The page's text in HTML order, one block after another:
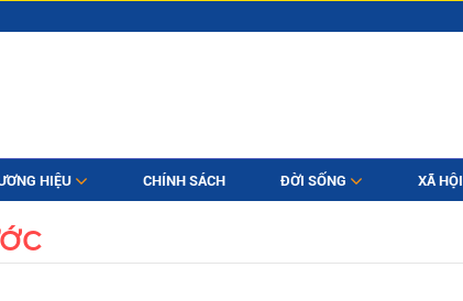
HIỆU CHÍNH SÁCH ĐỜI SỐNG XÃ HỘI